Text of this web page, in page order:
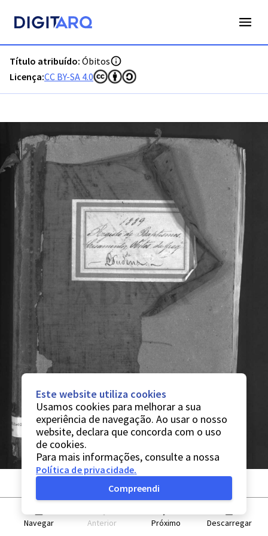
Título atribuído: Óbitos
Licença:CC BY-SA 4.0
Navegar Anterior Próximo Descarregar
Este website utiliza cookies
Usamos cookies para melhorar a sua
experiência de navegação. Ao usar o nosso
website, declara que concorda com o uso
de cookies.
Para mais informações, consulte a nossa
Política de privacidade.
Compreendi